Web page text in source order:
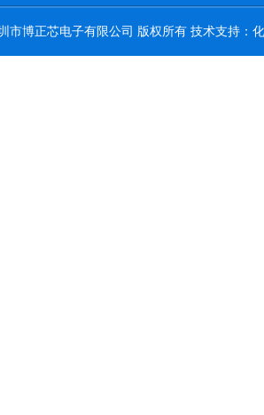
市博正芯电子有限公司 版权所有 技术支持：